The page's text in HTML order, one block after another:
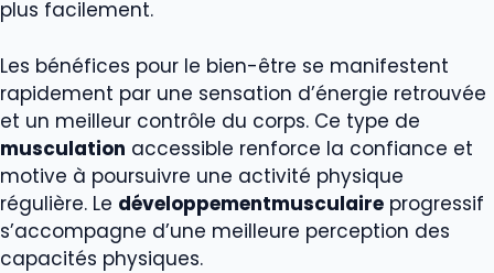
plus facilement.
Les bénéfices pour le bien-être se manifestent
rapidement par une sensation d’énergie retrouvée
et un meilleur contrôle du corps. Ce type de
musculation accessible renforce la confiance et
motive à poursuivre une activité physique
régulière. Le développementmusculaire progressif
s’accompagne d’une meilleure perception des
capacités physiques.